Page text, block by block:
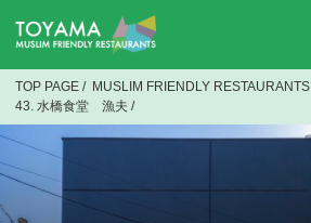
TOP PAGE / MUSLIM FRIENDLY RESTAURANTS
43. 水橋食堂 漁夫 /